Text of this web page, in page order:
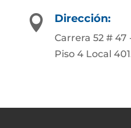
 Dirección:
Carrera 52 # 47
Piso 4 Local